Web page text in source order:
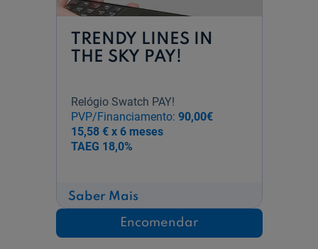
TRENDY LINES IN
THE SKY PAY!
Relógio Swatch PAY!
PVP/Financiamento: 90,00€
15,58 € x 6 meses
TAEG 18,0%
Saber Maissobre
TRENDY
LINES
IN
THE
Encomendar